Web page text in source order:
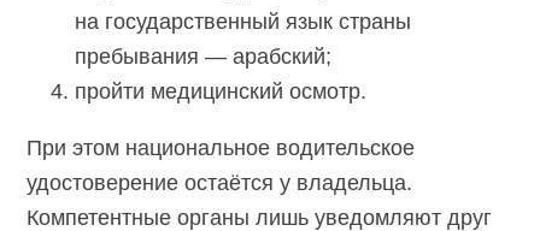
на государственный язык страны
пребывания — арабский;
пройти медицинский осмотр.
При этом национальное водительское
удостоверение остаётся у владельца.
Компетентные органы лишь уведомляют друг